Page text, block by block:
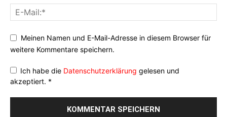
Meinen Namen und E-Mail-Adresse in diesem Browser für
weitere Kommentare speichern.
Ich habe die Datenschutzerklärung gelesen und
akzeptiert. *